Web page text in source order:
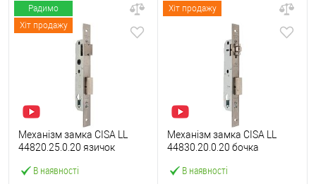
Радимо
Хіт продажу
В наявності
Механізм замка CISA LL
44820.25.0.20 язичок
нержавіюча сталь
Хіт продажу
В наявності
Механізм замка CISA LL
44830.20.0.20 бочка
нержавіюча сталь